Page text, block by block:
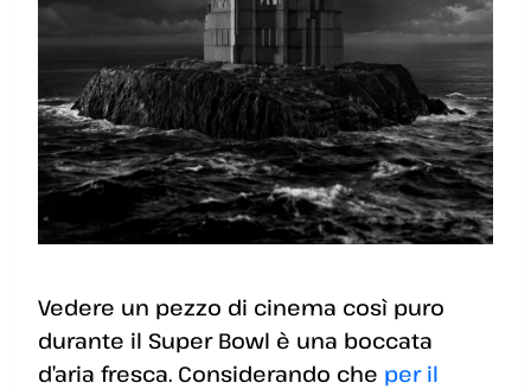
Vedere un pezzo di cinema così puro
durante il Super Bowl è una boccata
d’aria fresca. Considerando che per il